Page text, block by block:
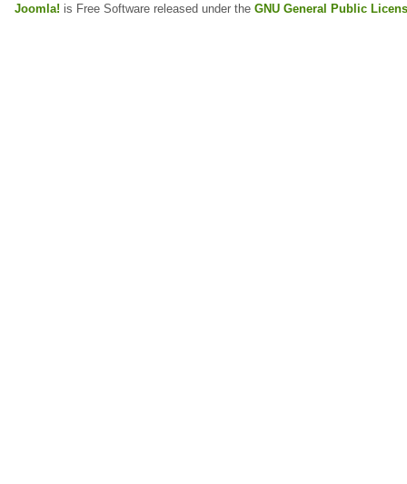
Joomla! is Free Software released under the GNU General Public